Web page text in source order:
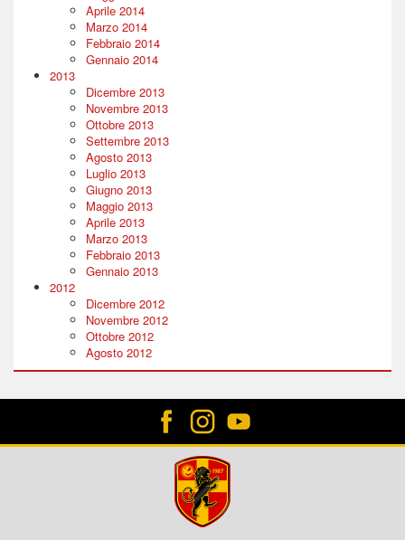
Aprile 2014
Marzo 2014
Febbraio 2014
Gennaio 2014
2013
Dicembre 2013
Novembre 2013
Ottobre 2013
Settembre 2013
Agosto 2013
Luglio 2013
Giugno 2013
Maggio 2013
Aprile 2013
Marzo 2013
Febbraio 2013
Gennaio 2013
2012
Dicembre 2012
Novembre 2012
Ottobre 2012
Agosto 2012